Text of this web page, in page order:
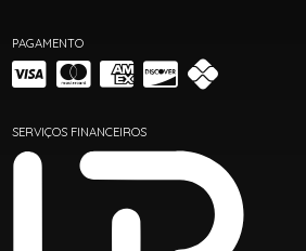
PAGAMENTO
SERVIÇOS FINANCEIROS